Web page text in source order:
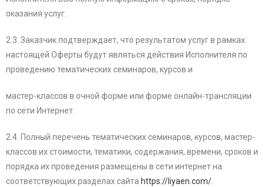
оказания услуг.
2.3. Заказчик подтверждает, что результатом услуг в рамках
настоящей Оферты будут являться действия Исполнителя по
проведению тематических семинаров, курсов и
мастер-классов в очной форме или форме онлайн-трансляции
по сети Интернет.
2.4. Полный перечень тематических семинаров, курсов, мастер-
классов их стоимости, тематики, содержания, времени, сроков и
порядка их проведения размещены в сети интернет на
соответствующих разделах сайта https://liyaen.com/.